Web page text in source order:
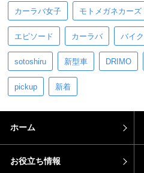
カーラバ女子 モトメガネカーズ
エピソード カーラバ バイク
sotoshiru 新型車 DRIMO
pickup 新着
ホーム
お役立ち情報